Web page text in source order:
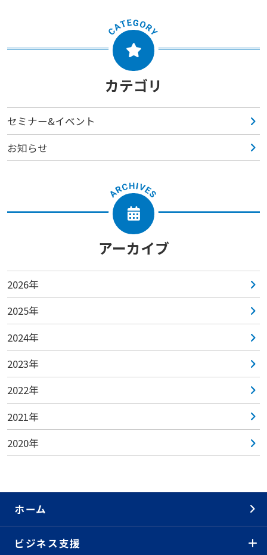
カテゴリ
セミナー&イベント
お知らせ
アーカイブ
2026年
2025年
2024年
2023年
2022年
2021年
2020年
ホーム
ビジネス支援